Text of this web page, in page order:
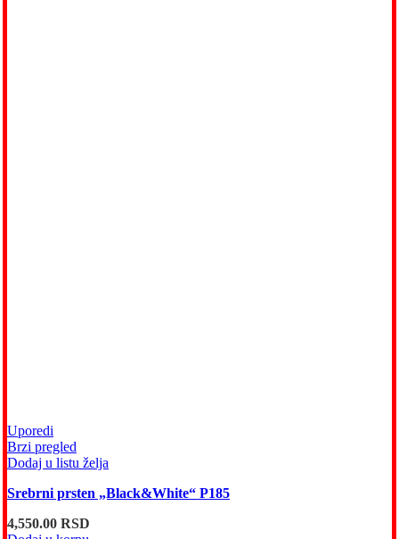
Uporedi
Brzi pregled
Dodaj u listu želja
Srebrni prsten „Black&White“ P185
4,550.00 RSD